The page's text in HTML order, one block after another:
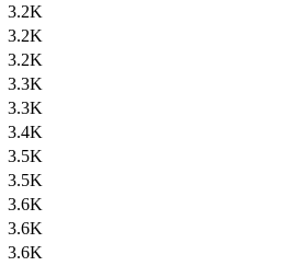
3.2K
3.2K
3.2K
3.3K
3.3K
3.4K
3.5K
3.5K
3.6K
3.6K
3.6K